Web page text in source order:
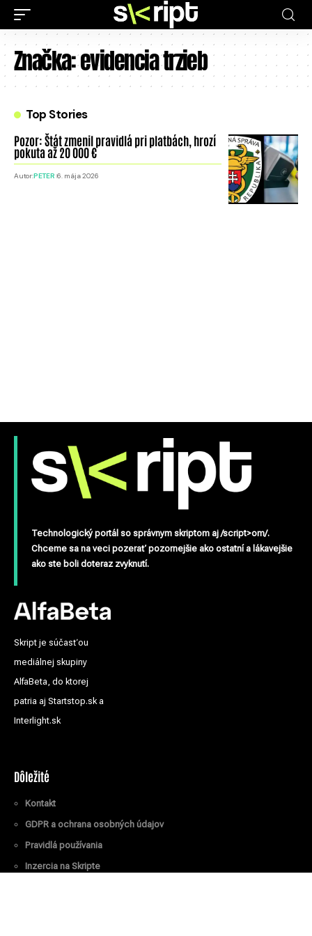
Značka:evidencia trzieb
Top Stories
Pozor: Štát zmenil pravidlá pri platbách, hrozí
pokuta až 20 000 €
Autor:PETER 6. mája 2026
Technologický portál so správnym skriptom aj /script>om/.
Chceme sa na veci pozerať pozornejšie ako ostatní a lákavejšie
ako ste boli doteraz zvyknutí.
Skript je súčasťou
mediálnej skupiny
AlfaBeta, do ktorej
patria aj Startstop.sk a
Interlight.sk
Dôležité
Kontakt
GDPR a ochrana osobných údajov
Pravidlá používania
Inzercia na Skripte